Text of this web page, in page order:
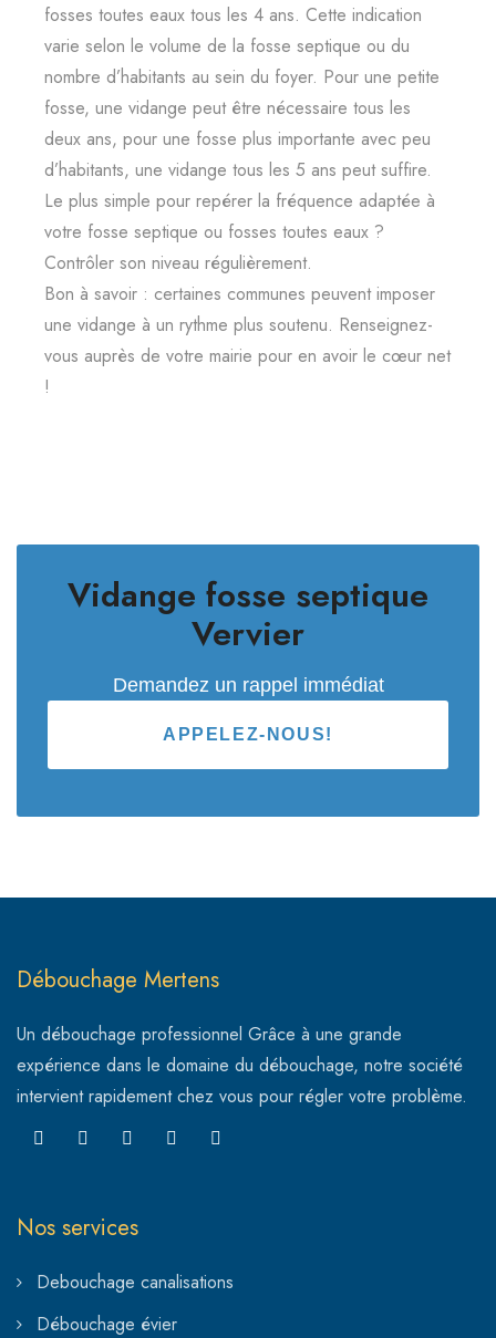
fosses toutes eaux tous les 4 ans. Cette indication
varie selon le volume de la fosse septique ou du
nombre d’habitants au sein du foyer. Pour une petite
fosse, une vidange peut être nécessaire tous les
deux ans, pour une fosse plus importante avec peu
d’habitants, une vidange tous les 5 ans peut suffire.
Le plus simple pour repérer la fréquence adaptée à
votre fosse septique ou fosses toutes eaux ?
Contrôler son niveau régulièrement.
Bon à savoir : certaines communes peuvent imposer
une vidange à un rythme plus soutenu. Renseignez-
vous auprès de votre mairie pour en avoir le cœur net
!
Vidange fosse septique
Vervier
Demandez un rappel immédiat
APPELEZ-NOUS!
Débouchage Mertens
Un débouchage professionnel Grâce à une grande
expérience dans le domaine du débouchage, notre société
intervient rapidement chez vous pour régler votre problème.
Nos services
Debouchage canalisations
Débouchage évier